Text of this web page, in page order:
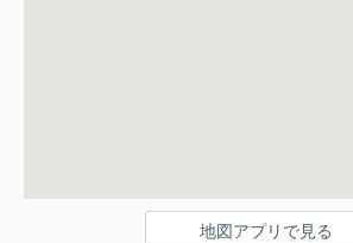
地図アプリで見る